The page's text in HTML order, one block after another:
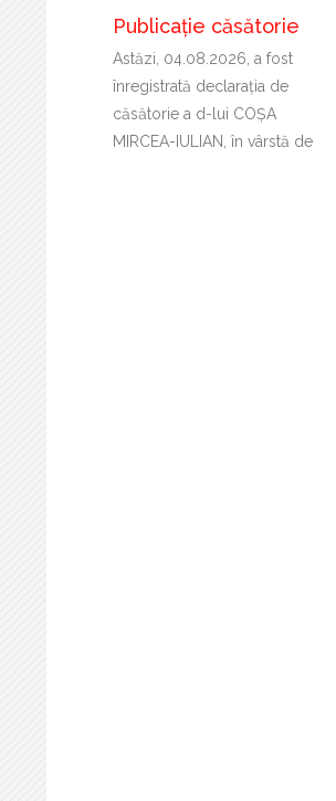
Publicație căsătorie
Astăzi, 04.08.2026, a fost
înregistrată declaraţia de
căsătorie a d-lui COȘA
MIRCEA-IULIAN, în vârstă de